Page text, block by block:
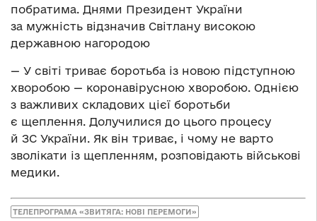
побратима. Днями Президент України
за мужність відзначив Світлану високою
державною нагородою
— У світі триває боротьба із новою підступною
хворобою — коронавірусною хворобою. Однією
з важливих складових цієї боротьби
є щеплення. Долучилися до цього процесу
й ЗС України. Як він триває, і чому не варто
зволікати із щепленням, розповідають військові
медики.
ТЕЛЕПРОГРАМА «ЗВИТЯГА: НОВІ ПЕРЕМОГИ»